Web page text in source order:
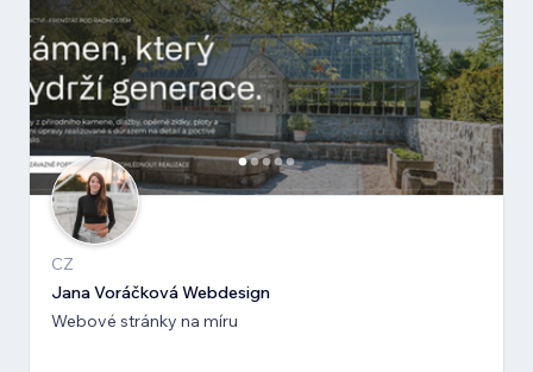
CZ
Jana Voráčková Webdesign
Webové stránky na míru